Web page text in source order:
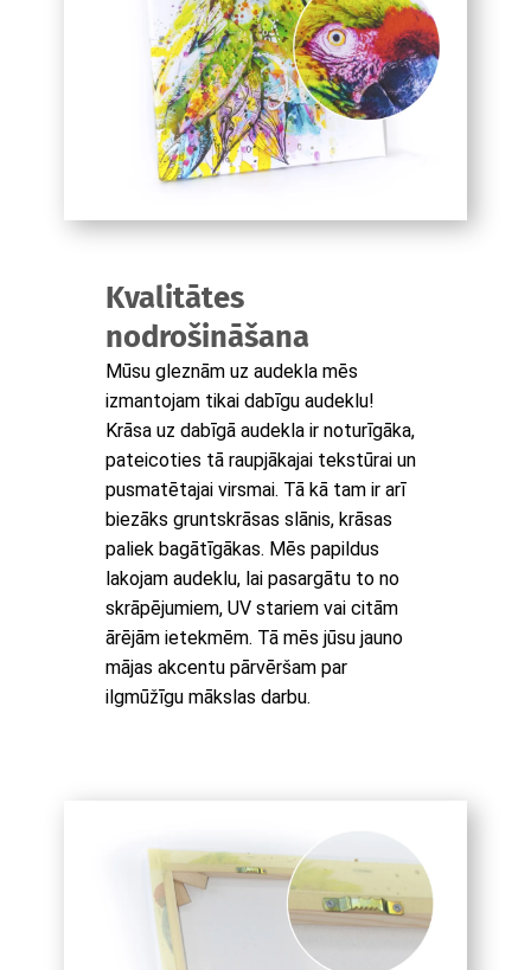
Kvalitātes
nodrošināšana
Mūsu gleznām uz audekla mēs
izmantojam tikai dabīgu audeklu!
Krāsa uz dabīgā audekla ir noturīgāka,
pateicoties tā raupjākajai tekstūrai un
pusmatētajai virsmai. Tā kā tam ir arī
biezāks gruntskrāsas slānis, krāsas
paliek bagātīgākas. Mēs papildus
lakojam audeklu, lai pasargātu to no
skrāpējumiem, UV stariem vai citām
ārējām ietekmēm. Tā mēs jūsu jauno
mājas akcentu pārvēršam par
ilgmūžīgu mākslas darbu.